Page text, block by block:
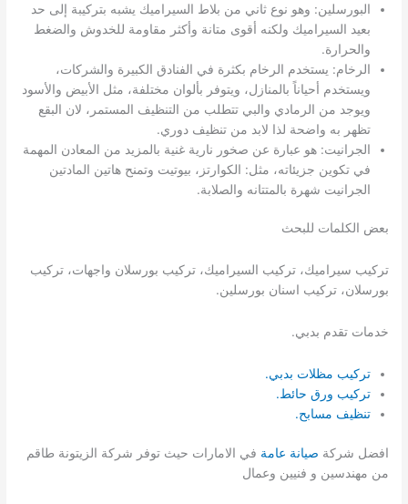
البورسلين: وهو نوع ثاني من بلاط السيراميك يشبه بتركيبة إلى حد
بعيد السيراميك ولكنه أقوى متانة وأكثر مقاومة للخدوش والضغط
والحرارة.
الرخام: يستخدم الرخام بكثرة في الفنادق الكبيرة والشركات،
ويستخدم أحياناً بالمنازل، ويتوفر بألوان مختلفة، مثل الأبيض والأسود
ويوجد من الرمادي والبي تتطلب من التنظيف المستمر، لان البقع
تظهر به واضحة لذا لابد من تنظيف دوري.
الجرانيت: هو عبارة عن صخور نارية غنية بالمزيد من المعادن المهمة
في تكوين جزيئاته، مثل: الكوارتز، بيوتيت وتمنح هاتين المادتين
الجرانيت شهرة بالمتتانه والصلابة.
بعض الكلمات للبحث
تركيب سيراميك، تركيب السيراميك، تركيب بورسلان واجهات، تركيب
بورسلان، تركيب اسنان بورسلين.
خدمات تقدم بدبي.
تركيب مظلات بدبي.
تركيب ورق حائط.
تنظيف مسابح.
افضل شركة صيانة عامة في الامارات حيث توفر شركة الزيتونة طاقم
من مهندسين و فنيين وعمال